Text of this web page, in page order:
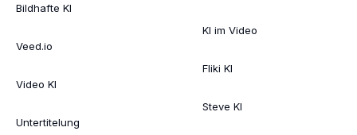
Bildhafte KI
Veed.io
Video KI
Untertitelung
KI im Video
Fliki KI
Steve KI